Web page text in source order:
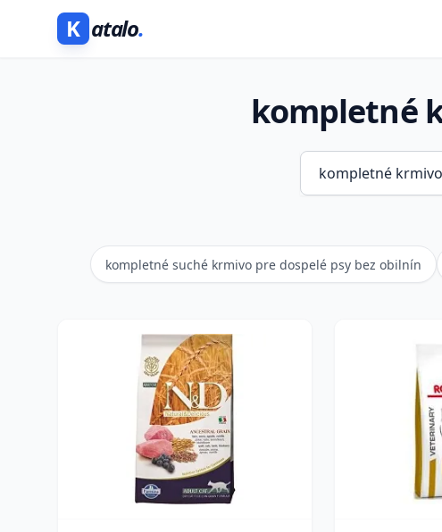
K atalo.
kompletné
kompletné suché krmivo pre dospelé psy bez obilnín